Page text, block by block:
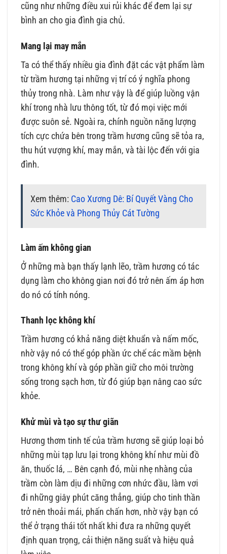
cũng như những điều xui rủi khác để đem lại sự
bình an cho gia đình gia chủ.
Mang lại may mắn
Ta có thể thấy nhiều gia đình đặt các vật phẩm làm
từ trầm hương tại những vị trí có ý nghĩa phong
thủy trong nhà. Làm như vậy là để giúp luồng vận
khí trong nhà lưu thông tốt, từ đó mọi việc mới
được suôn sẻ. Ngoài ra, chính nguồn năng lượng
tích cực chứa bên trong trầm hương cũng sẽ tỏa ra,
thu hút vượng khí, may mắn, và tài lộc đến với gia
đình.
Xem thêm: Cao Xương Dê: Bí Quyết Vàng Cho
Sức Khỏe và Phong Thủy Cát Tường
Làm ấm không gian
Ở những mà bạn thấy lạnh lẽo, trầm hương có tác
dụng làm cho không gian nơi đó trở nên ấm áp hơn
do nó có tính nóng.
Thanh lọc không khí
Trầm hương có khả năng diệt khuẩn và nấm mốc,
nhờ vậy nó có thể góp phần ức chế các mầm bệnh
trong không khí và góp phần giữ cho môi trường
sống trong sạch hơn, từ đó giúp bạn nâng cao sức
khỏe.
Khử mùi và tạo sự thư giãn
Hương thơm tinh tế của trầm hương sẽ giúp loại bỏ
những mùi tạp lưu lại trong không khí như mùi đồ
ăn, thuốc lá, … Bên cạnh đó, mùi nhẹ nhàng của
trầm còn làm dịu đi những cơn nhức đầu, làm vơi
đi những giây phút căng thẳng, giúp cho tinh thần
trở nên thoải mái, phấn chấn hơn, nhờ vậy bạn có
thể ở trạng thái tốt nhất khi đưa ra những quyết
định quan trọng, cải thiện năng suất và hiệu quả